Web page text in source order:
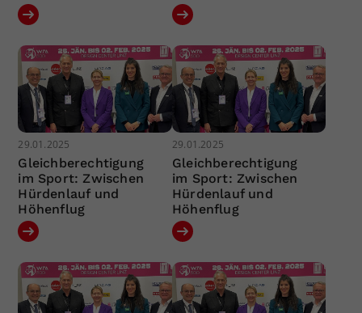
29.01.2025
Gleichberechtigung
im Sport: Zwischen
Hürdenlauf und
Höhenflug
29.01.2025
Gleichberechtigung
im Sport: Zwischen
Hürdenlauf und
Höhenflug